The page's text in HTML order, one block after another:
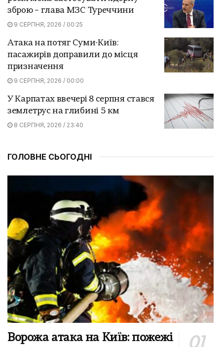
зброю – глава МЗС Туреччини
9 СЕРПНЯ, 2026 / 00:25
Атака на потяг Суми-Київ:
пасажирів доправили до місця
призначення
9 СЕРПНЯ, 2026 / 00:00
У Карпатах ввечері 8 серпня стався
землетрус на глибині 5 км
8 СЕРПНЯ, 2026 / 23:40
ГОЛОВНЕ СЬОГОДНІ
Ворожа атака на Київ: пожежі